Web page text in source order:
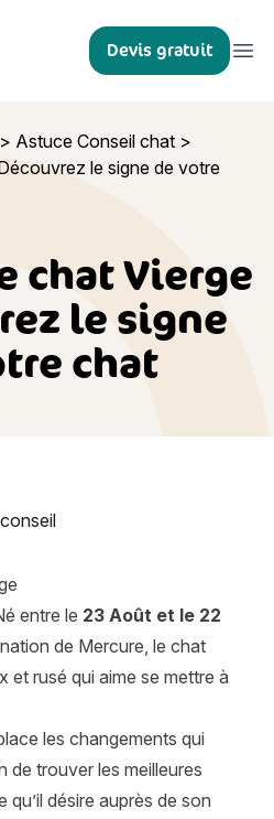
Devis gratuit
> Astuce Conseil chat >
le signe de votre
chat Vierge
le signe
chat
le signe de votre chat
entre le 23 Août et le 22
de Mercure, le chat
et rusé qui aime se mettre à
les changements qui
de trouver les meilleures
désire auprès de son